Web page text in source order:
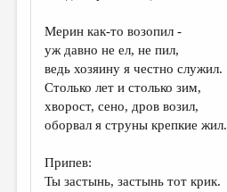
ИЗБРАННОЕ
ДАЙДЖЕСТ
ПРОИЗВЕДЕНИЯ
ПЕРЕВОДЫ
КОНКУРСЫ
Мерин как-то возопил -
уж давно не ел, не пил,
ведь хозяину я честно служил.
Столько лет и столько зим,
хворост, сено, дров возил,
оборвал я струны крепкие жил.
Припев:
Ты застынь, застынь тот крик.